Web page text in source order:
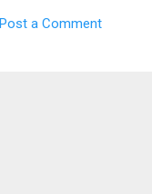
रखी
Post a Comment